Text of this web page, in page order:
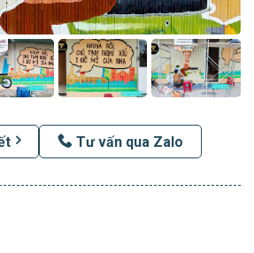
Tư vấn qua Zalo